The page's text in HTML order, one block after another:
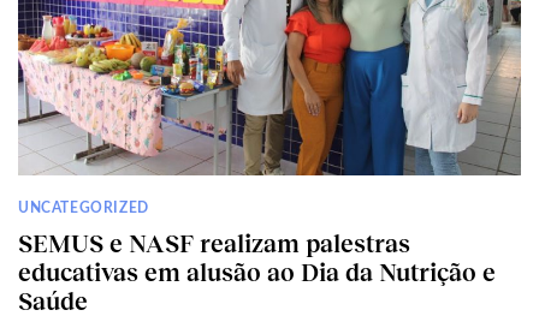
UNCATEGORIZED
SEMUS e NASF realizam palestras
educativas em alusão ao Dia da Nutrição e
Saúde